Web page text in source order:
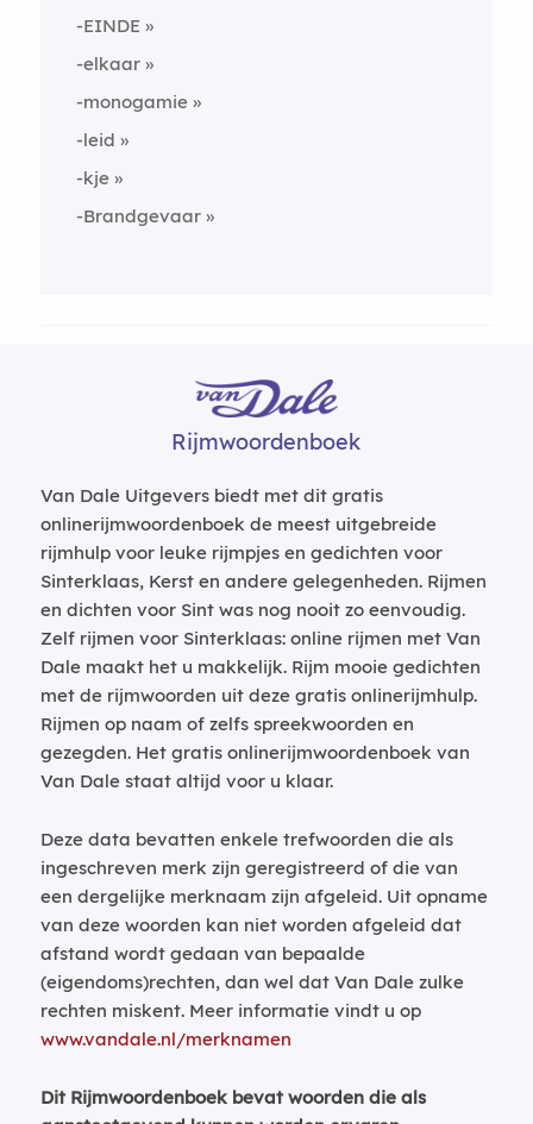
-EINDE
-elkaar
-monogamie
-leid
-kje
-Brandgevaar
Rijmwoordenboek
Van Dale Uitgevers biedt met dit gratis
onlinerijmwoordenboek de meest uitgebreide
rijmhulp voor leuke rijmpjes en gedichten voor
Sinterklaas, Kerst en andere gelegenheden. Rijmen
en dichten voor Sint was nog nooit zo eenvoudig.
Zelf rijmen voor Sinterklaas: online rijmen met Van
Dale maakt het u makkelijk. Rijm mooie gedichten
met de rijmwoorden uit deze gratis onlinerijmhulp.
Rijmen op naam of zelfs spreekwoorden en
gezegden. Het gratis onlinerijmwoordenboek van
Van Dale staat altijd voor u klaar.
Deze data bevatten enkele trefwoorden die als
ingeschreven merk zijn geregistreerd of die van
een dergelijke merknaam zijn afgeleid. Uit opname
van deze woorden kan niet worden afgeleid dat
afstand wordt gedaan van bepaalde
(eigendoms)rechten, dan wel dat Van Dale zulke
rechten miskent. Meer informatie vindt u op
www.vandale.nl/merknamen
Dit Rijmwoordenboek bevat woorden die als